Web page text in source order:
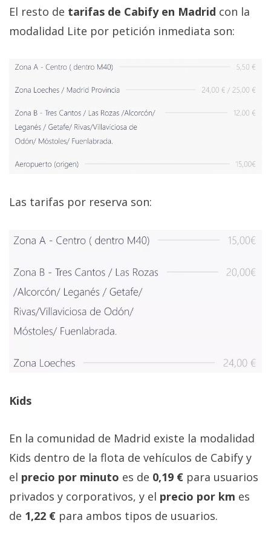
El resto de tarifas de Cabify en Madrid con la
modalidad Lite por petición inmediata son:
Las tarifas por reserva son:
Kids
En la comunidad de Madrid existe la modalidad
Kids dentro de la flota de vehículos de Cabify y
el precio por minuto es de 0,19 € para usuarios
privados y corporativos, y el precio por km es
de 1,22 € para ambos tipos de usuarios.